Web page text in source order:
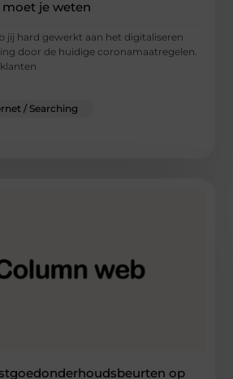
je weten
jij hard gewerkt aan het digitaliseren
door de huidige coronamaatregelen.
/ Searching
op